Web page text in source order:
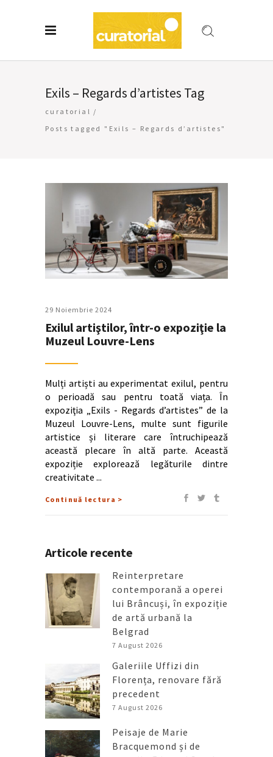
Exils – Regards d’artistes Tag
curatorial /
Posts tagged "Exils – Regards d’artistes"
29 Noiembrie 2024
Exilul artiştilor, într-o expoziţie la
Muzeul Louvre-Lens
Mulți artiști au experimentat exilul, pentru
o perioadă sau pentru toată viața. În
expoziţia „Exils - Regards d’artistes” de la
Muzeul Louvre-Lens, multe sunt figurile
artistice și literare care întruchipează
această plecare în altă parte. Această
expoziție explorează legăturile dintre
creativitate
Continuă lectura >
Articole recente
Reinterpretare
contemporană a operei
lui Brâncuși, în expoziție
de artă urbană la
Belgrad
7 August 2026
Galeriile Uffizi din
Florența, renovare fără
precedent
7 August 2026
Peisaje de Marie
Bracquemond și de